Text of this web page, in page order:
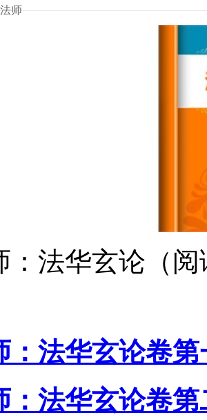
师
：法华玄论（阅
：法华玄论卷第
：法华玄论卷第